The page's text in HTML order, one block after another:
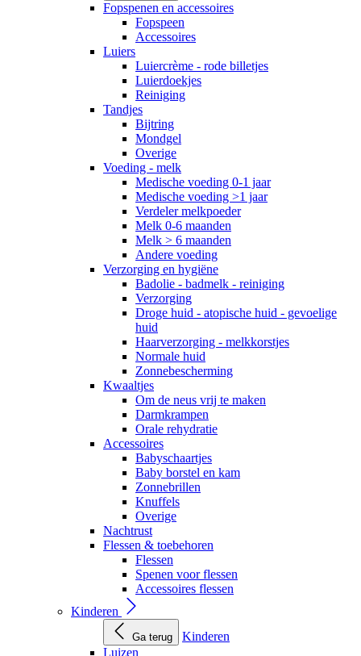
Fopspenen en accessoires
Fopspeen
Accessoires
Luiers
Luiercrème - rode billetjes
Luierdoekjes
Reiniging
Tandjes
Bijtring
Mondgel
Overige
Voeding - melk
Medische voeding 0-1 jaar
Medische voeding >1 jaar
Verdeler melkpoeder
Melk 0-6 maanden
Melk > 6 maanden
Andere voeding
Verzorging en hygiëne
Badolie - badmelk - reiniging
Verzorging
Droge huid - atopische huid - gevoelige
huid
Haarverzorging - melkkorstjes
Normale huid
Zonnebescherming
Kwaaltjes
Om de neus vrij te maken
Darmkrampen
Orale rehydratie
Accessoires
Babyschaartjes
Baby borstel en kam
Zonnebrillen
Knuffels
Overige
Nachtrust
Flessen & toebehoren
Flessen
Spenen voor flessen
Accessoires flessen
Kinderen
Ga terug
Kinderen
Luizen